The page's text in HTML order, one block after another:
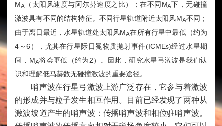
MA （太阳风速度与阿尔芬速度之比）；在不同 MA下，无碰撞
激波具有不同的结构特征。不同行星轨道附近太阳风MA不同；
由于离日最近，水星轨道处太阳风MA在所有行星中最低（约为
4～6 ），尤其在行星际日冕物质抛射事件(ICMEs)经过水星期
间， MA将会更低（约为2）。因此，研究水星弓激波是我们认
识和理解低马赫数无碰撞激波的重要途径。
哨声波在行星弓激波上游广泛存在，它参与着激波
的形成并与粒子发生相互作用。目前已经发现了两种从
激波坡道产生的哨声波：传播哨声波和相位驻哨声波。